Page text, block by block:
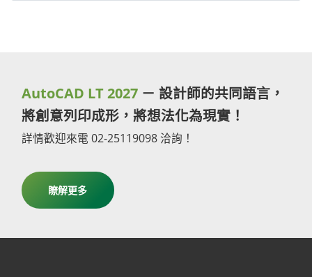
AutoCAD LT 2027 － 設計師的共同語言，
將創意列印成形，將想法化為現實！
詳情歡迎來電 02-25119098 洽詢！
瞭解更多